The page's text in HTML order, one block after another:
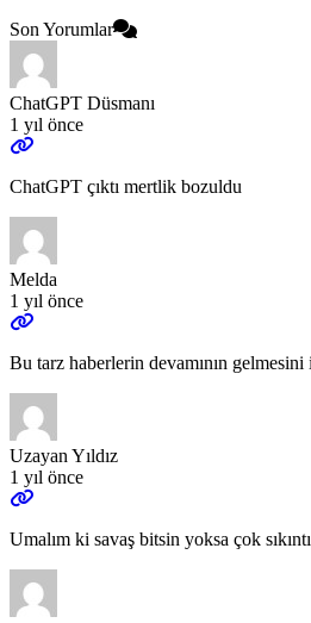
Son Yorumlar
ChatGPT Düsmanı
1 yıl önce
ChatGPT çıktı mertlik bozuldu
Melda
1 yıl önce
Bu tarz haberlerin devamının gelmesini
Uzayan Yıldız
1 yıl önce
Umalım ki savaş bitsin yoksa çok